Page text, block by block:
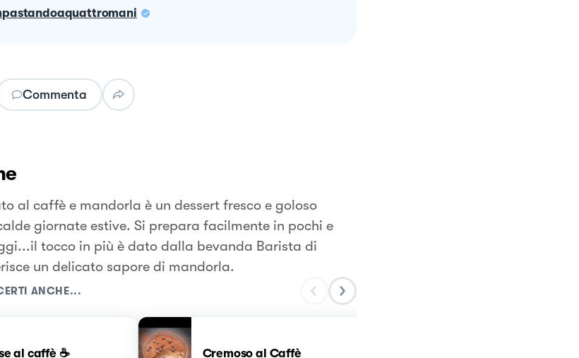
Commenta
al caffè e mandorla è un dessert fresco e goloso
giornate estive. Si prepara facilmente in pochi e
tocco in più è dato dalla bevanda Barista di
un delicato sapore di mandorla.
ANCHE...
al caffè ☕️ Cremoso al Caffè